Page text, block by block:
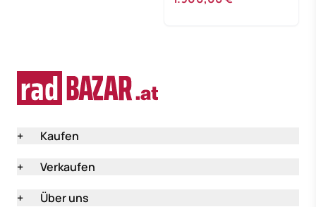
+
Kaufen
+
Verkaufen
+
Über uns